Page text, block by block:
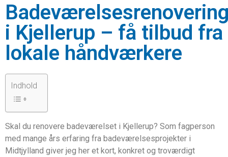
i Kjellerup – få tilbud fra
lokale håndværkere
Indhold
Skal du renovere badeværelset i Kjellerup? Som fagperson
med mange års erfaring fra badeværelsesprojekter i
Midtjylland giver jeg her et kort, konkret og troværdigt